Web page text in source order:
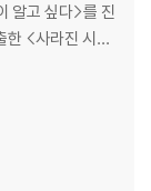
되어 있고, 택배
로 신중한 구매 선
록 완충 포장을 부
알고 싶다>를 진
한 <사라진 시간
필모그래피]바
연배우 링 (199